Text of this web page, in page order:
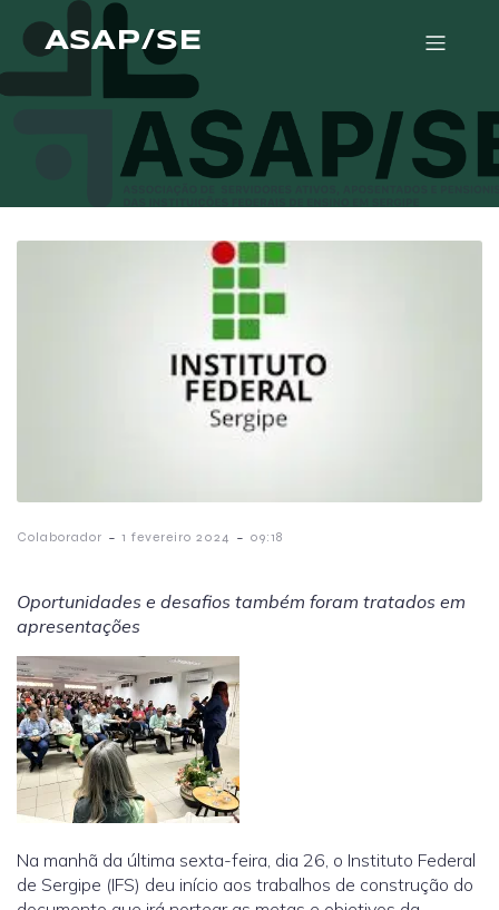
ASAP/SE
Colaborador - 1 fevereiro 2024 - 09:18
Oportunidades e desafios também foram tratados em
apresentações
Na manhã da última sexta-feira, dia 26, o Instituto Federal
de Sergipe (IFS) deu início aos trabalhos de construção do